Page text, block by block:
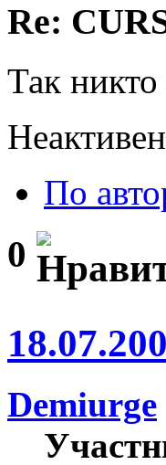
Re:
Так никто
Неактивен
По
0
Demiurge